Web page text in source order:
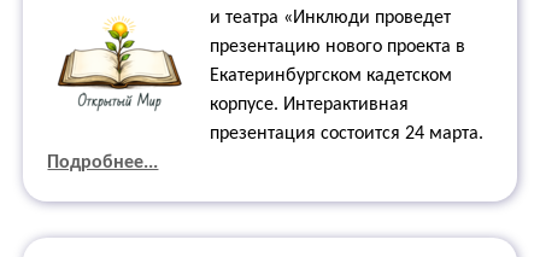
и театра «Инклюди проведет
презентацию нового проекта в
Екатеринбургском кадетском
корпусе. Интерактивная
презентация состоится 24 марта.
Подробнее...